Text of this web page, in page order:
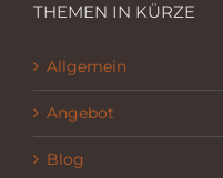
THEMEN IN KÜRZE
Allgemein
Angebot
Blog